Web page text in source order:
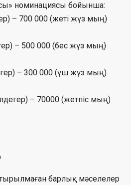
номинациясы бойынша:
– 700 000 (жеті жүз мың)
– 500 000 (бес жүз мың)
– 300 000 (үш жүз мың)
– 70000 (жетпіс мың)
барлық мәселелер